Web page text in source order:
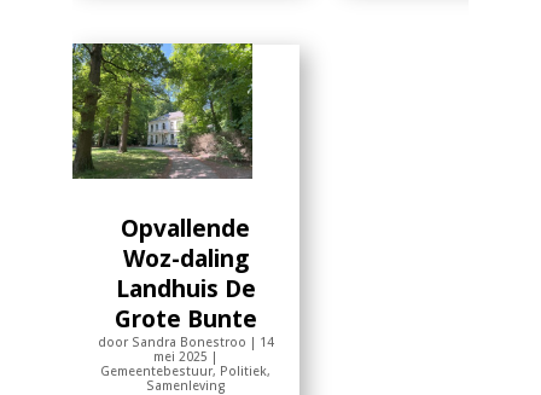
Opvallende
Woz-daling
Landhuis De
Grote Bunte
door Sandra Bonestroo | 14
mei 2025 |
Gemeentebestuur, Politiek,
Samenleving